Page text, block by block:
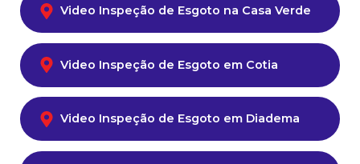
Video Inspeção de Esgoto na Casa Verde
Video Inspeção de Esgoto em Cotia
Video Inspeção de Esgoto em Diadema